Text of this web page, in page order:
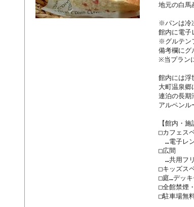
地元の白馬
※パンは冷
館内に電子
※グルテン
備考欄にグ
※当プラン
館内には浮
大町温泉郷
連泊の長期
アルペンル
【館内・施
□カフェス
…電子レ
□広間
…共用フ
□キッズス
□庭…デッ
□全館禁煙
□駐車場無